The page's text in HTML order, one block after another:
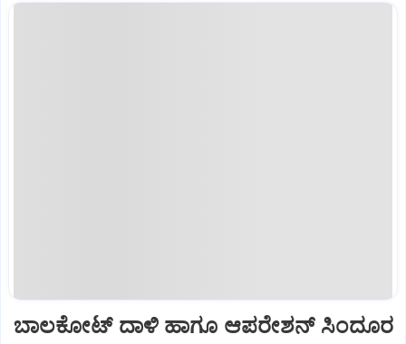
ಬಾಲಕೋಟ್‌ ದಾಳಿ ಹಾಗೂ ಆಪರೇಶನ್‌ ಸಿಂದೂರ